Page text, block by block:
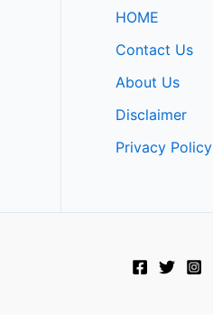
HOME
Contact Us
About Us
Disclaimer
Privacy Policy